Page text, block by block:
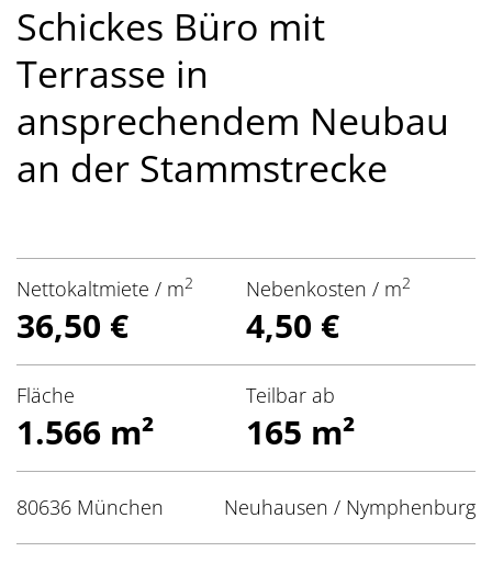
Schickes Büro mit
Terrasse in
ansprechendem Neubau
an der Stammstrecke
Nettokaltmiete / m2
36,50 €
Nebenkosten / m2
4,50 €
Fläche
1.566 m²
Teilbar ab
165 m²
80636 München Neuhausen / Nymphenburg